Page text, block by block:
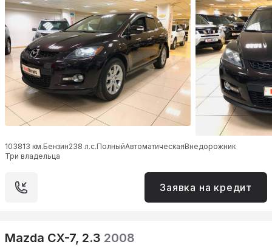
103813 км.Бензин238 л.с.ПолныйАвтоматическаяВнедорожник
Три владельца
Заявка на кредит
Mazda CX-7, 2.3 2008